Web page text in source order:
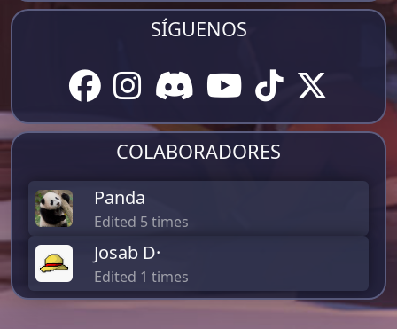
SÍGUENOS
COLABORADORES
Panda
Edited 5 times
Josab D·
Edited 1 times